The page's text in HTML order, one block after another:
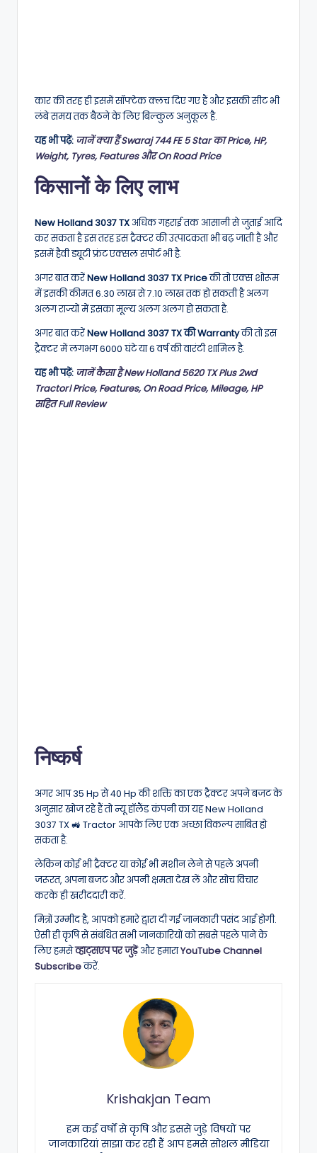
कार की तरह ही इसमें सॉफ्टेक क्लच दिए गए हैं और इसकी सीट भी
लंबे समय तक बैठने के लिए बिल्कुल अनुकूल है.
यह भी पढ़ें: जानें क्या हैं Swaraj 744 FE 5 Star का Price, HP,
Weight, Tyres, Features और On Road Price
किसानों के लिए लाभ
New Holland 3037 TX अधिक गहराई तक आसानी से जुताई आदि
कर सकता है इस तरह इस ट्रैक्टर की उत्पादकता भी बढ़ जाती है और
इसमें हैवी ड्यूटी फ्रंट एक्सल सपोर्ट भी है.
अगर बात करेंNew Holland 3037 TX Priceकी तो एक्स शोरूम
में इसकी कीमत 6.30 लाख से 7.10 लाख तक हो सकती है अलग
अलग राज्यों में इसका मूल्य अलग अलग हो सकता है.
अगर बात करेंNew Holland 3037 TX की Warrantyकी तो इस
ट्रैक्टर में लगभग 6000 घंटे या 6 वर्ष की वारंटी शामिल है.
यह भी पढ़ें: जानें कैसा है New Holland 5620 TX Plus 2wd
Tractor। Price, Features, On Road Price, Mileage, HP
सहित Full Review
निष्कर्ष
अगर आप 35 Hp से 40 Hp की शक्ति का एक ट्रैक्टर अपने बजट के
अनुसार खोज रहे हैं तो न्यू हॉलैंड कंपनी का यह New Holland
3037 TX 🚜 Tractor आपके लिए एक अच्छा विकल्प साबित हो
सकता है.
लेकिन कोई भी ट्रैक्टर या कोई भी मशीन लेने से पहले अपनी
जरूरत, अपना बजट और अपनी क्षमता देख लें और सोच विचार
करके ही खरीददारी करें.
मित्रों उम्मीद है, आपको हमारे द्वारा दी गई जानकारी पसंद आई होगी.
ऐसी ही कृषि से संबंधित सभी जानकारियों को सबसे पहले पाने के
लिए हमसेव्हाट्सएप पर जुड़ेंऔर हमाराYouTube Channel
Subscribeकरें.
Krishakjan Team
हम कई वर्षों से कृषि और इससे जुड़े विषयों पर
जानकारियां साझा कर रही हैं आप हमसे सोशल मीडिया